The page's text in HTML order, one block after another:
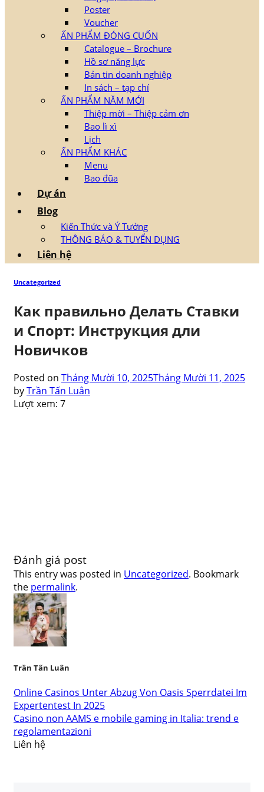
Poster
Voucher
ẤN PHẨM ĐÓNG CUỐN
Catalogue – Brochure
Hồ sơ năng lực
Bản tin doanh nghiệp
In sách – tạp chí
ẤN PHẨM NĂM MỚI
Thiệp mời – Thiệp cảm ơn
Bao lì xì
Lịch
ẤN PHẨM KHÁC
Menu
Bao đũa
Dự án
Blog
Kiến Thức và Ý Tưởng
THÔNG BÁO & TUYỂN DỤNG
Liên hệ
Uncategorized
Как правильно Делать Ставки
и Спорт: Инструкция дли
Новичков
Posted on Tháng Mười 10, 2025Tháng Mười 11, 2025
byTrần Tấn Luân
Lượt xem: 7
Đánh giá post
This entry was posted in Uncategorized. Bookmark
the permalink.
Trần Tấn Luân
Online Casinos Unter Abzug Von Oasis Sperrdatei Im
Expertentest In 2025
Casino non AAMS e mobile gaming in Italia: trend e
regolamentazioni
Liên hệ